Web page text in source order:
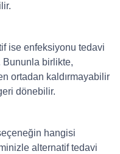
ise enfeksiyonu tedavi
Bununla birlikte,
ortadan kaldırmayabilir
dönebilir.
hangisi
alternatif tedavi